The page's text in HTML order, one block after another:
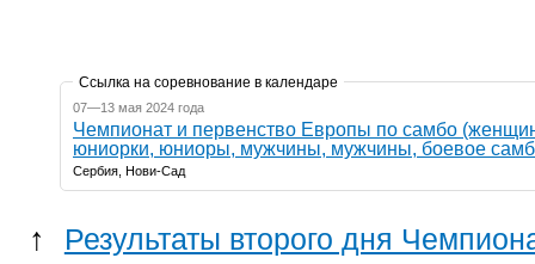
Ссылка на соревнование в календаре
07—13 мая 2024 года
Чемпионат и первенство Европы по самбо
юниорки, юниоры, мужчины, мужчины, боевое
Сербия, Нови-Сад
↑ Результаты второго дня